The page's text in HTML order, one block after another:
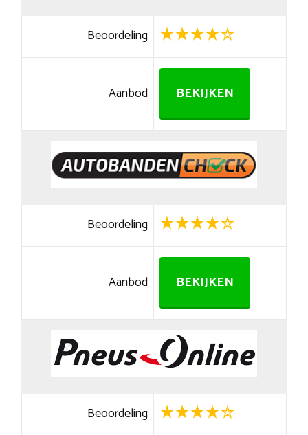
Beoordeling
Aanbod BEKIJKEN
Beoordeling
Aanbod BEKIJKEN
Beoordeling